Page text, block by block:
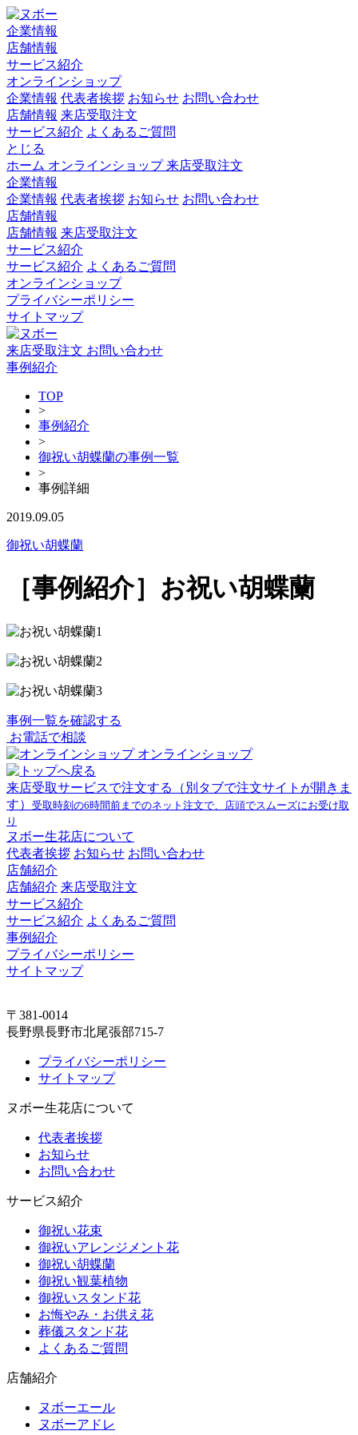
企業情報
店舗情報
サービス紹介
オンラインショップ
企業情報 代表者挨拶 お知らせ お問い合わせ
店舗情報 来店受取注文
サービス紹介 よくあるご質問
とじる
ホーム オンラインショップ来店受取注文
企業情報
企業情報 代表者挨拶 お知らせ お問い合わせ
店舗情報
店舗情報 来店受取注文
サービス紹介
サービス紹介 よくあるご質問
オンラインショップ
プライバシーポリシー
サイトマップ
来店受取注文 お問い合わせ
事例紹介
TOP
>
事例紹介
>
御祝い胡蝶蘭の事例一覧
>
事例詳細
2019.09.05
御祝い胡蝶蘭
［事例紹介］お祝い胡蝶蘭
事例一覧を確認する
お電話で相談
オンラインショップ
来店受取サービスで注文する
（別タブで注文サイトが開きま
す） 受取時刻の6時間前までのネット注文で、店頭でスムーズにお受け取
り
ヌボー生花店について
代表者挨拶 お知らせ お問い合わせ
店舗紹介
店舗紹介 来店受取注文
サービス紹介
サービス紹介 よくあるご質問
事例紹介
プライバシーポリシー
サイトマップ
〒381-0014
長野県長野市北尾張部715-7
プライバシーポリシー
サイトマップ
ヌボー生花店について
代表者挨拶
お知らせ
お問い合わせ
サービス紹介
御祝い花束
御祝いアレンジメント花
御祝い胡蝶蘭
御祝い観葉植物
御祝いスタンド花
お悔やみ・お供え花
葬儀スタンド花
よくあるご質問
店舗紹介
ヌボーエール
ヌボーアドレ